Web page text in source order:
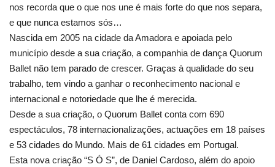
nos recorda que o que nos une é mais forte do que nos separa,
e que nunca estamos sós…
Nascida em 2005 na cidade da Amadora e apoiada pelo
município desde a sua criação, a companhia de dança Quorum
Ballet não tem parado de crescer. Graças à qualidade do seu
trabalho, tem vindo a ganhar o reconhecimento nacional e
internacional e notoriedade que lhe é merecida.
Desde a sua criação, o Quorum Ballet conta com 690
espectáculos, 78 internacionalizações, actuações em 18 países
e 53 cidades do Mundo. Mais de 61 cidades em Portugal.
Esta nova criação “S Ó S”, de Daniel Cardoso, além do apoio